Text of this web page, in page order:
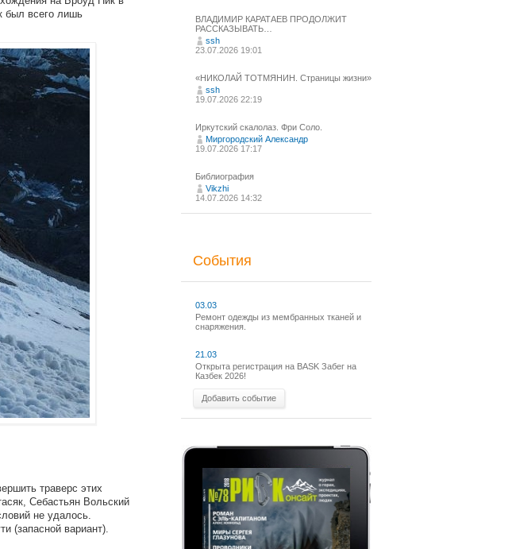
был всего лишь
траверс этих
Себастьян Вольский
не удалось.
(запасной вариант).
ВЛАДИМИР КАРАТАЕВ ПРОДОЛЖИТ
РАССКАЗЫВАТЬ…
ssh
23.07.2026 19:01
«НИКОЛАЙ ТОТМЯНИН. Страницы жизни»
ssh
19.07.2026 22:19
Иркутский скалолаз. Фри Соло.
Миргородский Александр
19.07.2026 17:17
Библиография
Vikzhi
14.07.2026 14:32
События
03.03
Ремонт одежды из мембранных тканей и
снаряжения.
21.03
Открыта регистрация на BASK Забег на
Казбек 2026!
Добавить событие